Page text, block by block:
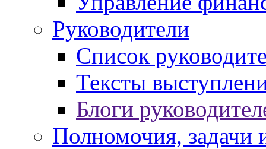
Руководители
Список
Тексты
Блоги
Полномочия, задачи